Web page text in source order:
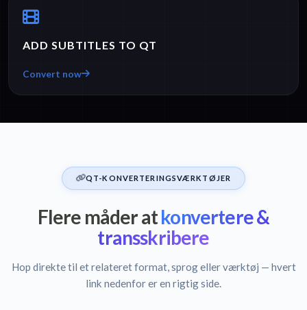
ADD SUBTITLES TO QT
Convert now
QT-KONVERTERINGSVÆRKTØJER
Flere måder atkonvertere &
transskribere
Hop direkte til et relateret format, sprog eller værktøj — hvert
link nedenfor er en rigtig side.